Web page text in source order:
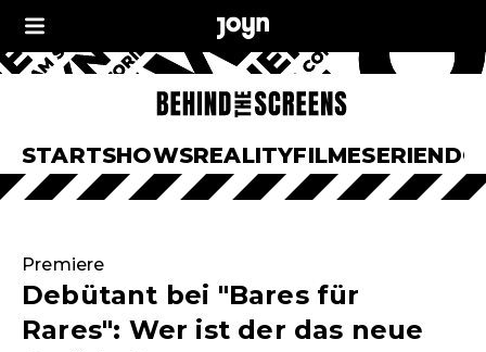
STARTSHOWSREALITYFILMESERIEN
Premiere
Debütant bei "Bares für
Rares": Wer ist der das neue